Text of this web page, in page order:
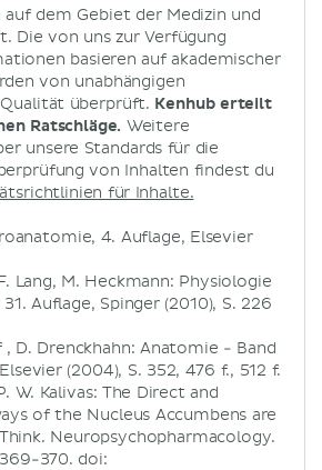
dem Gebiet der Medizin und
Die von uns zur Verfügung
basieren auf akademischer
von unabhängigen
überprüft. Kenhub erteilt
Ratschläge. Weitere
unsere Standards für die
von Inhalten findest du
für Inhalte.
4. Auflage, Elsevier
Lang, M. Heckmann: Physiologie
Auflage, Spinger (2010), S. 226
D. Drenckhahn: Anatomie - Band
(2004), S. 352, 476 f., 512 f.
W. Kalivas: The Direct and
of the Nucleus Accumbens are
Neuropsychopharmacology.
370. doi: